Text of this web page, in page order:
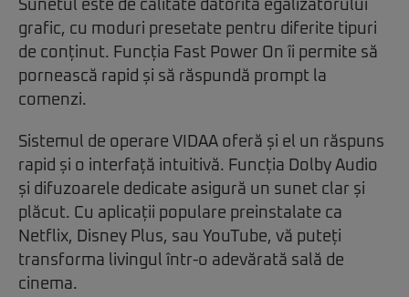
Sunetul este de calitate datorită egalizatorului
grafic, cu moduri presetate pentru diferite tipuri
de conținut. Funcția Fast Power On îi permite să
pornească rapid și să răspundă prompt la
comenzi.
Sistemul de operare VIDAA oferă și el un răspuns
rapid și o interfață intuitivă. Funcția Dolby Audio
și difuzoarele dedicate asigură un sunet clar și
plăcut. Cu aplicații populare preinstalate ca
Netflix, Disney Plus, sau YouTube, vă puteți
transforma livingul într-o adevărată sală de
cinema.